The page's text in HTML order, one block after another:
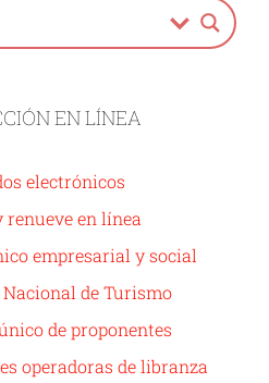
EN LÍNEA
electrónicos
en línea
empresarial y social
de Turismo
de proponentes
operadoras de libranza